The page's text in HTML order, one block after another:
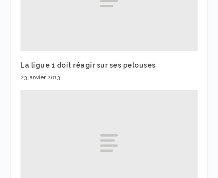
La ligue 1 doit réagir sur ses pelouses
23 janvier 2013